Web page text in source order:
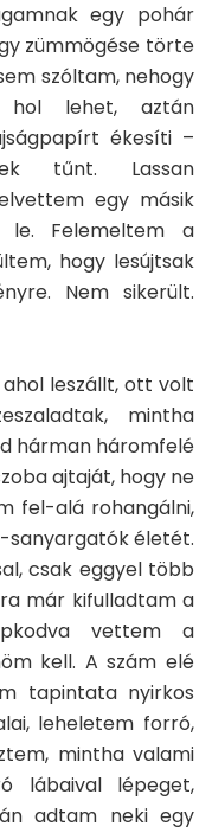
egy pohár
zümmögése törte
szóltam, nehogy
hol lehet, aztán
ékesíti –
tűnt. Lassan
egy másik
le. Felemeltem a
hogy lesújtsak
Nem sikerült.
leszállt, ott volt
mintha
hárman háromfelé
ajtaját, hogy ne
fel-alá rohangálni,
sanyargatók életét.
csak eggyel több
már kifulladtam a
vettem a
kell. A szám elé
tapintata nyirkos
leheletem forró,
mintha valami
lábaival lépeget,
adtam neki egy